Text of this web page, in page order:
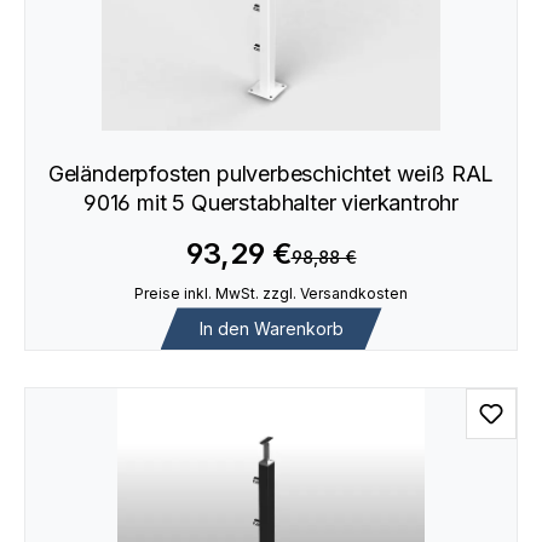
Geländerpfosten pulverbeschichtet weiß RAL
9016 mit 5 Querstabhalter vierkantrohr
93,29 €98,88 €
Preise inkl. MwSt. zzgl. Versandkosten
In den Warenkorb